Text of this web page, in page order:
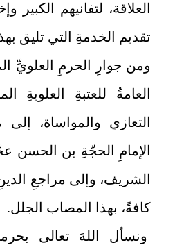
العلاقة، لتفانيهم
تقديم الخدمةِ التي تليق
ومن جوارِ الحرمِ العلويِّ
العامةُ للعتبةِ العلويةِ
التعازي والمواساة، إلى
الإمامِ الحجّةِ بن الحسن
الشريف، وإلى مراجعِ
كافةً، بهذا المصاب الجلل.
ونسأل اللهَ تعالى